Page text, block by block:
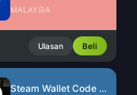
MALAYSIA
Ulasan Beli
Steam Wallet Code (IDR)